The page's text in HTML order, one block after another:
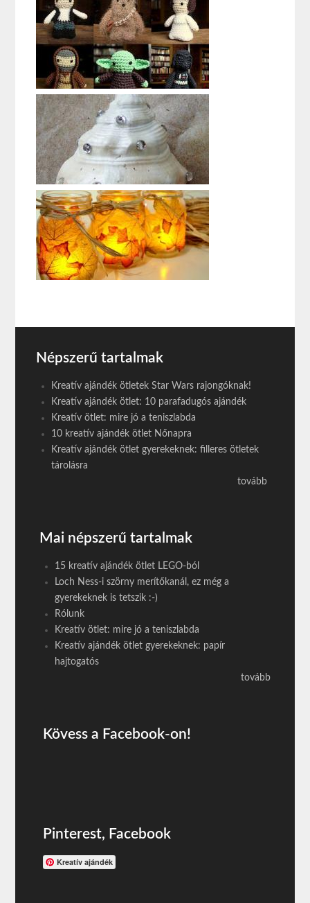
Népszerű tartalmak
Kreatív ajándék ötletek Star Wars rajongóknak!
Kreatív ajándék ötlet: 10 parafadugós ajándék
Kreatív ötlet: mire jó a teniszlabda
10 kreatív ajándék ötlet Nőnapra
Kreatív ajándék ötlet gyerekeknek: filleres ötletek
tárolásra
tovább
Mai népszerű tartalmak
15 kreatív ajándék ötlet LEGO-ból
Loch Ness-i szörny merítőkanál, ez még a
gyerekeknek is tetszik :-)
Rólunk
Kreatív ötlet: mire jó a teniszlabda
Kreatív ajándék ötlet gyerekeknek: papír
hajtogatós
tovább
Kövess a Facebook-on!
Pinterest, Facebook
Kreatív ajándék